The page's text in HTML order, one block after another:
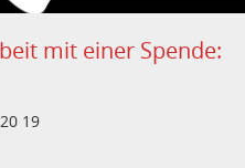
mit einer Spende:
19